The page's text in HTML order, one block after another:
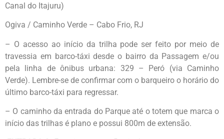
Canal do Itajuru)
Ogiva / Caminho Verde – Cabo Frio, RJ
– O acesso ao início da trilha pode ser feito por meio de
travessia em barco-táxi desde o bairro da Passagem e/ou
pela linha de ônibus urbana: 329 – Peró (via Caminho
Verde). Lembre-se de confirmar com o barqueiro o horário do
último barco-táxi para regressar.
– O caminho da entrada do Parque até o totem que marca o
início das trilhas é plano e possui 800m de extensão.